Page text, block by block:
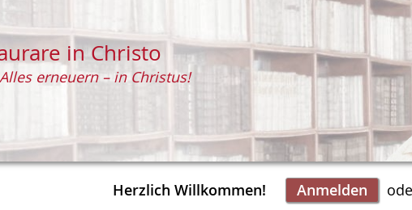
Herzlich Willkommen! Anmelden
in Christo
Alles erneuern – in Christus!